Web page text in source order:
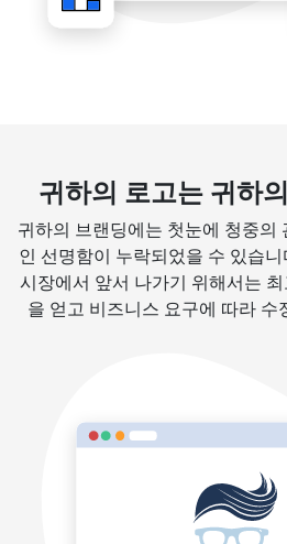
귀하의 로고는 귀하
귀하의 브랜딩에는 첫눈에 청중의
인 선명함이 누락되었을 수 있습
시장에서 앞서 나가기 위해서는
을 얻고 비즈니스 요구에 따라 수